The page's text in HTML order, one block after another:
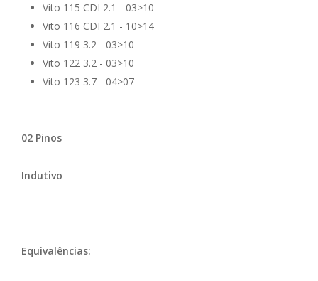
Vito 115 CDI 2.1 - 03>10
Vito 116 CDI 2.1 - 10>14
Vito 119 3.2 - 03>10
Vito 122 3.2 - 03>10
Vito 123 3.7 - 04>07
02 Pinos
Indutivo
Equivalências: